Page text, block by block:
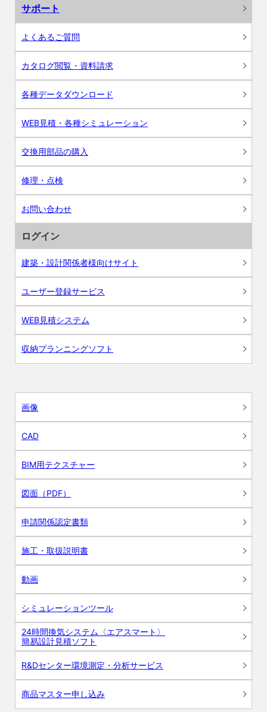
サポート
よくあるご質問
カタログ閲覧・資料請求
各種データダウンロード
WEB見積・各種シミュレーション
交換用部品の購入
修理・点検
お問い合わせ
ログイン
建築・設計関係者様向けサイト
ユーザー登録サービス
WEB見積システム
収納プランニングソフト
画像
CAD
BIM用テクスチャー
図面（PDF）
申請関係認定書類
施工・取扱説明書
動画
シミュレーションツール
24時間換気システム〈エアスマート〉
簡易設計見積ソフト
R&Dセンター環境測定・分析サービス
商品マスター申し込み